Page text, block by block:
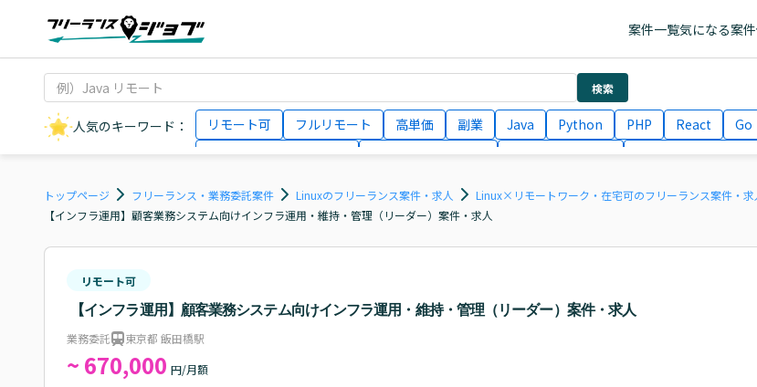
案件一覧気になる案件
検索
人気のキーワード： リモート可 フルリモート 高単価 副業 Java Python PHP React Go
AIエンジニア
月収100万円 業務委託
トップページ フリーランス・業務委託案件 Linuxのフリーランス案件・求人
Linux×リモートワーク・在宅可のフリーランス案件・求
【インフラ運用】顧客業務システム向けインフラ運用・維持・管理（リーダー）案件・求人
リモート可
【インフラ運用】顧客業務システム向けインフラ運用・維持・管理（リーダー）案件・求人
業務委託 東京都 飯田橋駅
~ 670,000 円/月額